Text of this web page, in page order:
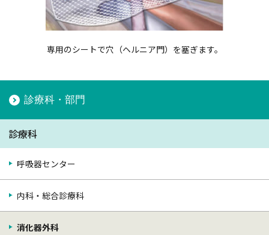
専用のシートで穴（ヘルニア門）を塞ぎます。
診療科・部門
診療科
呼吸器センター
内科・総合診療科
消化器外科